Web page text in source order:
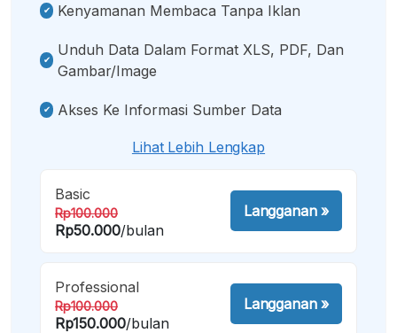
Kenyamanan Membaca Tanpa Iklan
Unduh Data Dalam Format XLS, PDF, Dan
Gambar/image
Akses Ke Informasi Sumber Data
Lihat Lebih Lengkap
Basic
Rp100.000
Rp50.000/bulan
Langganan»
Professional
Rp100.000
Rp150.000/bulan
Langganan»